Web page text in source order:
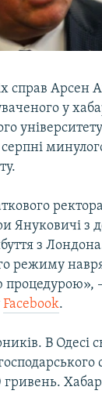
справ Арсен
у
Януковичі з
з
режиму
процедурою»,
Facebook.
В Одесі